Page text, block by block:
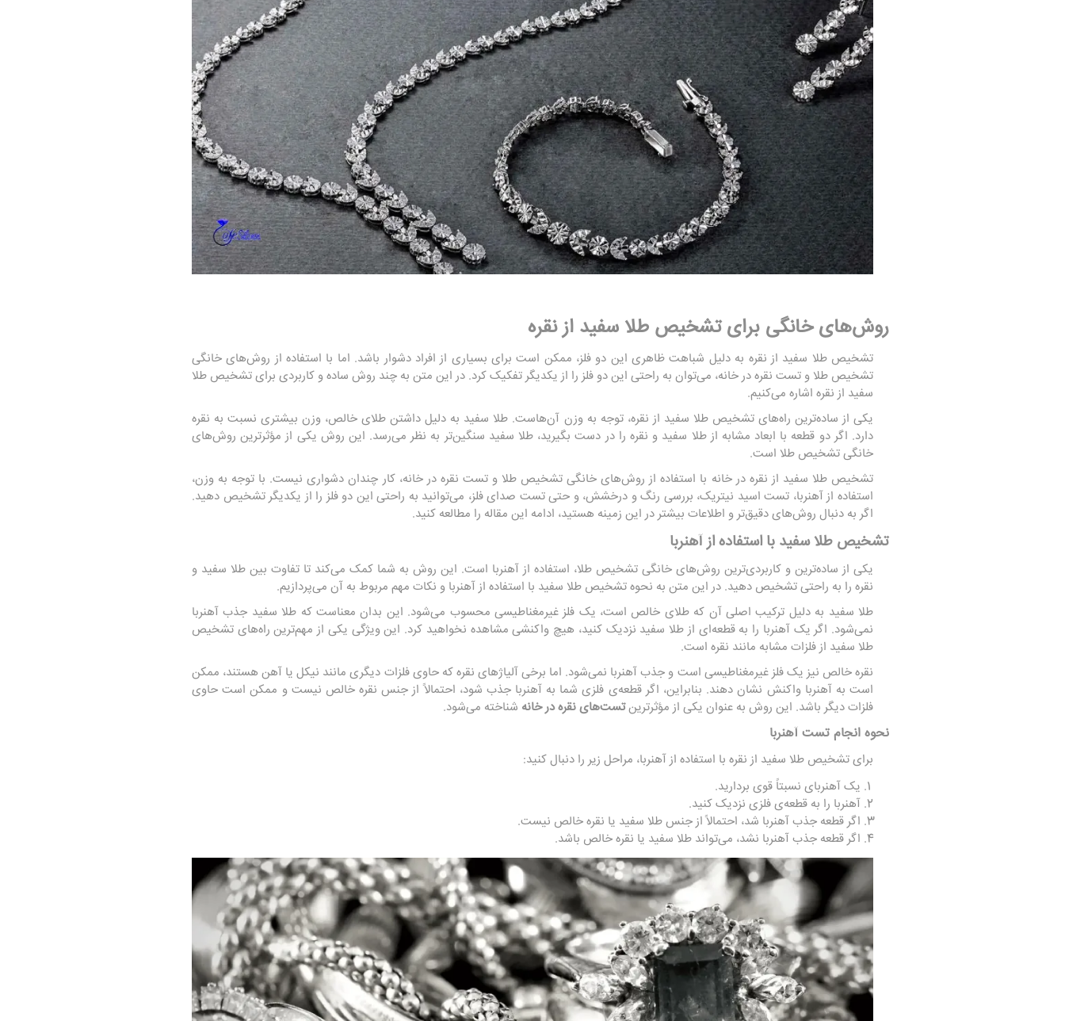
روش‌های خانگی برای تشخیص طلا سفید از نقره
تشخیص طلا سفید از نقره به دلیل شباهت ظاهری این دو فلز، ممکن است برای بسیاری از افراد دشوار باشد. اما با استفاده از روش‌های خانگی
تشخیص طلا و تست نقره در خانه، می‌توان به راحتی این دو فلز را از یکدیگر تفکیک کرد. در این متن به چند روش ساده و کاربردی برای تشخیص طلا
سفید از نقره اشاره می‌کنیم.
یکی از ساده‌ترین راه‌های تشخیص طلا سفید از نقره، توجه به وزن آن‌هاست. طلا سفید به دلیل داشتن طلای خالص، وزن بیشتری نسبت به نقره
دارد. اگر دو قطعه با ابعاد مشابه از طلا سفید و نقره را در دست بگیرید، طلا سفید سنگین‌تر به نظر می‌رسد. این روش یکی از مؤثرترین روش‌های
خانگی تشخیص طلا است.
تشخیص طلا سفید از نقره در خانه با استفاده از روش‌های خانگی تشخیص طلا و تست نقره در خانه، کار چندان دشواری نیست. با توجه به وزن،
استفاده از آهنربا، تست اسید نیتریک، بررسی رنگ و درخشش، و حتی تست صدای فلز، می‌توانید به راحتی این دو فلز را از یکدیگر تشخیص دهید.
اگر به دنبال روش‌های دقیق‌تر و اطلاعات بیشتر در این زمینه هستید، ادامه این مقاله را مطالعه کنید.
تشخیص طلا سفید با استفاده از آهنربا
یکی از ساده‌ترین و کاربردی‌ترین روش‌های خانگی تشخیص طلا، استفاده از آهنربا است. این روش به شما کمک می‌کند تا تفاوت بین طلا سفید و
نقره را به راحتی تشخیص دهید. در این متن به نحوه تشخیص طلا سفید با استفاده از آهنربا و نکات مهم مربوط به آن می‌پردازیم.
طلا سفید به دلیل ترکیب اصلی آن که طلای خالص است، یک فلز غیرمغناطیسی محسوب می‌شود. این بدان معناست که طلا سفید جذب آهنربا
نمی‌شود. اگر یک آهنربا را به قطعه‌ای از طلا سفید نزدیک کنید، هیچ واکنشی مشاهده نخواهید کرد. این ویژگی یکی از مهم‌ترین راه‌های تشخیص
طلا سفید از فلزات مشابه مانند نقره است.
نقره خالص نیز یک فلز غیرمغناطیسی است و جذب آهنربا نمی‌شود. اما برخی آلیاژهای نقره که حاوی فلزات دیگری مانند نیکل یا آهن هستند، ممکن
است به آهنربا واکنش نشان دهند. بنابراین، اگر قطعه‌ی فلزی شما به آهنربا جذب شود، احتمالاً از جنس نقره خالص نیست و ممکن است حاوی
فلزات دیگر باشد. این روش به عنوان یکی از مؤثرترینتست‌های نقره در خانه شناخته می‌شود.
نحوه انجام تست آهنربا
برای تشخیص طلا سفید از نقره با استفاده از آهنربا، مراحل زیر را دنبال کنید:
یک آهنربای نسبتاً قوی بردارید.
آهنربا را به قطعه‌ی فلزی نزدیک کنید.
اگر قطعه جذب آهنربا شد، احتمالاً از جنس طلا سفید یا نقره خالص نیست.
اگر قطعه جذب آهنربا نشد، می‌تواند طلا سفید یا نقره خالص باشد.